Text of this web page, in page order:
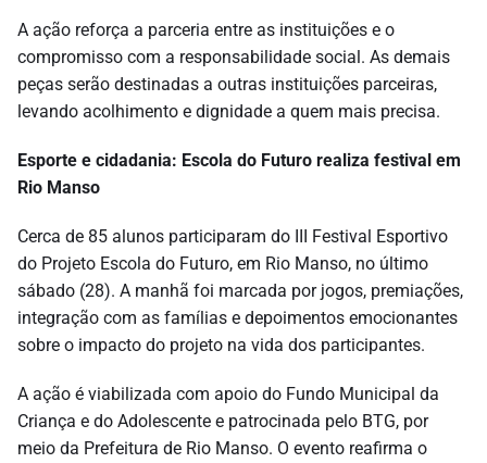
A ação reforça a parceria entre as instituições e o
compromisso com a responsabilidade social. As demais
peças serão destinadas a outras instituições parceiras,
levando acolhimento e dignidade a quem mais precisa.
Esporte e cidadania: Escola do Futuro realiza festival em
Rio Manso
Cerca de 85 alunos participaram do III Festival Esportivo
do Projeto Escola do Futuro, em Rio Manso, no último
sábado (28). A manhã foi marcada por jogos, premiações,
integração com as famílias e depoimentos emocionantes
sobre o impacto do projeto na vida dos participantes.
A ação é viabilizada com apoio do Fundo Municipal da
Criança e do Adolescente e patrocinada pelo BTG, por
meio da Prefeitura de Rio Manso. O evento reafirma o